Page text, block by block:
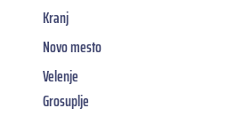
Kranj
Novo mesto
Velenje
Grosuplje